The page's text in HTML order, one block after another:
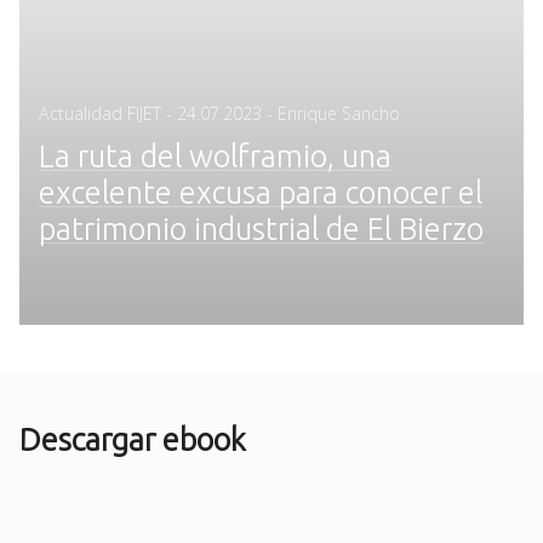
Actualidad FIJET - Posted
on
24.07.2023 - Enrique Sancho
La ruta del wolframio, una
excelente excusa para conocer el
patrimonio industrial de El Bierzo
Descargar ebook